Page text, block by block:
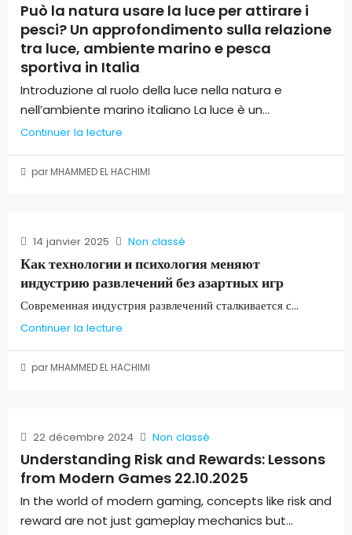
Può la natura usare la luce per attirare i
pesci? Un approfondimento sulla relazione
tra luce, ambiente marino e pesca
sportiva in Italia
Introduzione al ruolo della luce nella natura e
nell’ambiente marino italiano La luce è un...
Continuer la lecture
par MHAMMED EL HACHIMI
14 janvier 2025 Non classé
Как технологии и психология меняют
индустрию развлечений без азартных игр
Современная индустрия развлечений сталкивается с...
Continuer la lecture
par MHAMMED EL HACHIMI
22 décembre 2024 Non classé
Understanding Risk and Rewards: Lessons
from Modern Games 22.10.2025
In the world of modern gaming, concepts like risk and
reward are not just gameplay mechanics but...